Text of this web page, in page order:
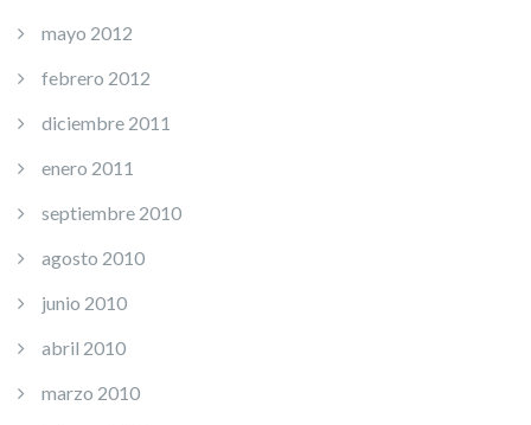
mayo 2012
febrero 2012
diciembre 2011
enero 2011
septiembre 2010
agosto 2010
junio 2010
abril 2010
marzo 2010